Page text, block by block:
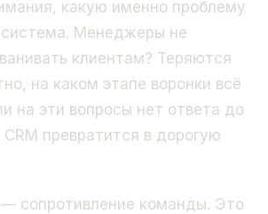
какую именно проблему
Менеджеры не
клиентам? Теряются
на каком этапе воронки всё
на эти вопросы нет ответа до
превратится в дорогую
— сопротивление команды. Это